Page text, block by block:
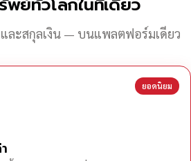
ละสกุลเงิน — บนแพลตฟอร์มเดียว
ยอดนิยม